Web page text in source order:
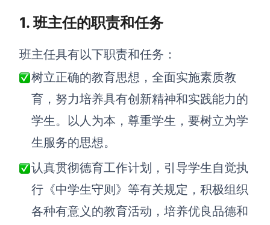
下载
解决方案
高效协作
团队协作提效
素材整理
在线白板
在线绘图
思维和灵感整理
流程整理
1. 班主任的职责和任务
班主任具有以下职责和任务：
树立正确的教育思想，全面实施素质教
育，努力培养具有创新精神和实践能力的
学生。以人为本，尊重学生，要树立为学
生服务的思想。
认真贯彻德育工作计划，引导学生自觉执
行《中学生守则》等有关规定，积极组织
各种有意义的教育活动，培养优良品德和